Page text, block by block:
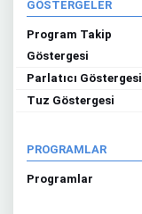
GÖSTERGELER
Program Takip
Göstergesi
Parlatıcı Göstergesi
Tuz Göstergesi
PROGRAMLAR
Programlar